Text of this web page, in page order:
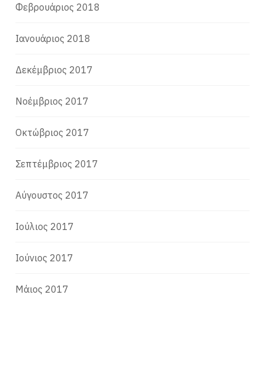
Φεβρουάριος 2018
Ιανουάριος 2018
Δεκέμβριος 2017
Νοέμβριος 2017
Οκτώβριος 2017
Σεπτέμβριος 2017
Αύγουστος 2017
Ιούλιος 2017
Ιούνιος 2017
Μάιος 2017